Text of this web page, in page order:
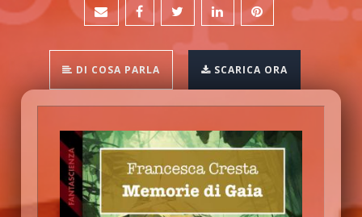
DI COSA PARLA SCARICA ORA